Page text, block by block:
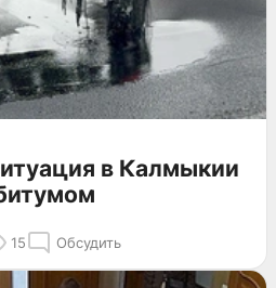
в Калмыкии
15 Обсудить